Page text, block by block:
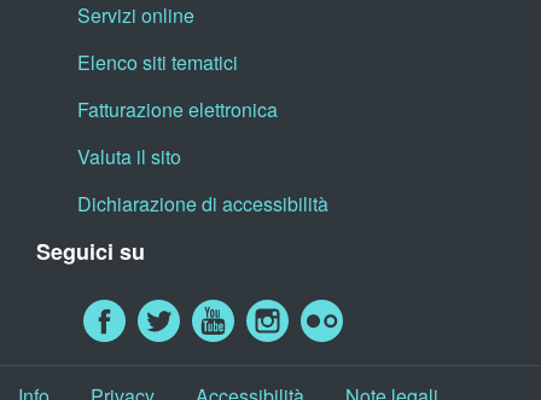
Servizi online
Elenco siti tematici
Fatturazione elettronica
Valuta il sito
Dichiarazione di accessibilità
Seguici su